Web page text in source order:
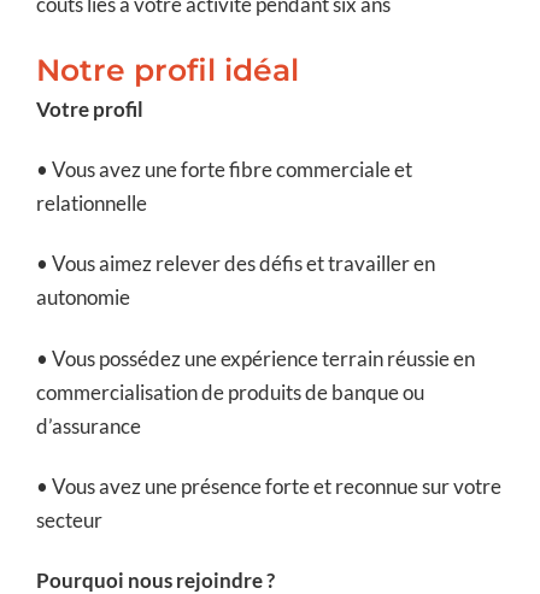
Notre profil idéal
Votre profil
• Vous avez une forte fibre commerciale et
relationnelle
• Vous aimez relever des défis et travailler en
autonomie
• Vous possédez une expérience terrain réussie en
commercialisation de produits de banque ou
d’assurance
• Vous avez une présence forte et reconnue sur votre
secteur
Pourquoi nous rejoindre ?